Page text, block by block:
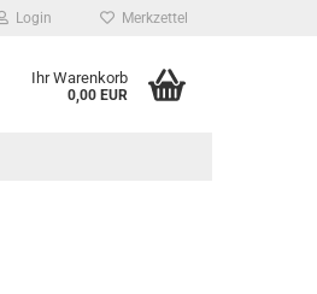
Login Merkzettel
Ihr Warenkorb
0,00 EUR